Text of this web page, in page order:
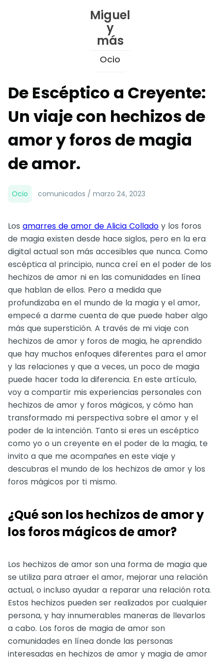
Skip
to
Content
Miguel
y
más
Ocio
De Escéptico a Creyente:
Un viaje con hechizos de
amor y foros de magia
de amor.
Ocio comunicados / marzo 24, 2023
Los amarres de amor de Alicia Collado y los foros
de magia existen desde hace siglos, pero en la era
digital actual son más accesibles que nunca. Como
escéptica al principio, nunca creí en el poder de los
hechizos de amor ni en las comunidades en línea
que hablan de ellos. Pero a medida que
profundizaba en el mundo de la magia y el amor,
empecé a darme cuenta de que puede haber algo
más que superstición. A través de mi viaje con
hechizos de amor y foros de magia, he aprendido
que hay muchos enfoques diferentes para el amor
y las relaciones y que a veces, un poco de magia
puede hacer toda la diferencia. En este artículo,
voy a compartir mis experiencias personales con
hechizos de amor y foros mágicos, y cómo han
transformado mi perspectiva sobre el amor y el
poder de la intención. Tanto si eres un escéptico
como yo o un creyente en el poder de la magia, te
invito a que me acompañes en este viaje y
descubras el mundo de los hechizos de amor y los
foros mágicos por ti mismo.
¿Qué son los hechizos de amor y
los foros mágicos de amor?
Los hechizos de amor son una forma de magia que
se utiliza para atraer el amor, mejorar una relación
actual, o incluso ayudar a reparar una relación rota.
Estos hechizos pueden ser realizados por cualquier
persona, y hay innumerables maneras de llevarlos
a cabo. Los foros de magia de amor son
comunidades en línea donde las personas
interesadas en hechizos de amor y magia de amor